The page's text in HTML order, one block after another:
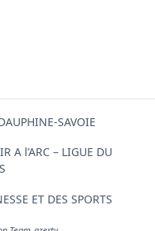
SAVOIE
A l’ARC – LIGUE DU
ET DES SPORTS